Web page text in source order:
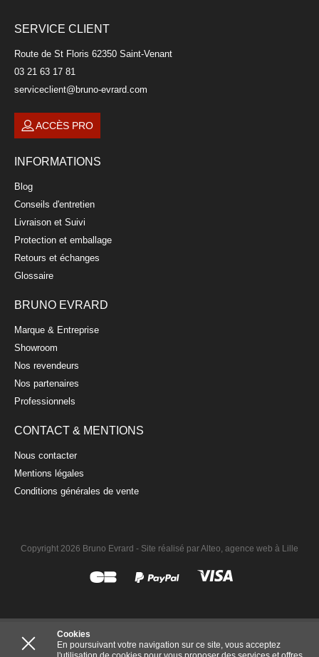
SERVICE CLIENT
Route de St Floris 62350 Saint-Venant
03 21 63 17 81
serviceclient@bruno-evrard.com
ACCÈS PRO
INFORMATIONS
Blog
Conseils d'entretien
Livraison et Suivi
Protection et emballage
Retours et échanges
Glossaire
BRUNO EVRARD
Marque & Entreprise
Showroom
Nos revendeurs
Nos partenaires
Professionnels
CONTACT & MENTIONS
Nous contacter
Mentions légales
Conditions générales de vente
Copyright 2026 Bruno Evrard - Site réalisé par Alteo, agence web à Lille
Cookies
En poursuivant votre navigation sur ce site, vous acceptez